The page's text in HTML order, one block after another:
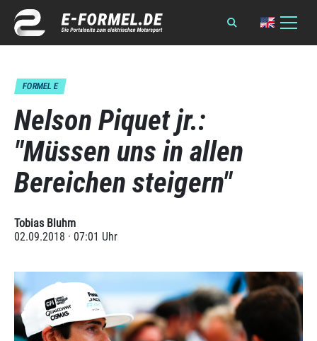
FORMEL E
Nelson Piquet jr.:
"Müssen uns in allen
Bereichen steigern"
Tobias Bluhm
02.09.2018 · 07:01 Uhr